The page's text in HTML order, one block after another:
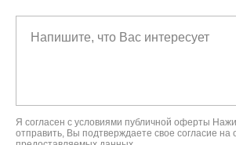
Я согласен с условиями публичной оферты
отправить, Вы подтверждаете свое согласие на